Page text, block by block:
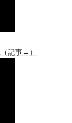
（記事→）